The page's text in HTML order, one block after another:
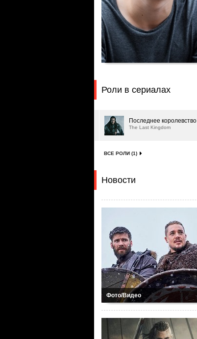
Роли в сериалах
Последнее королевство
The Last Kingdom
ВСЕ РОЛИ (1)
Новости
Фото/Видео